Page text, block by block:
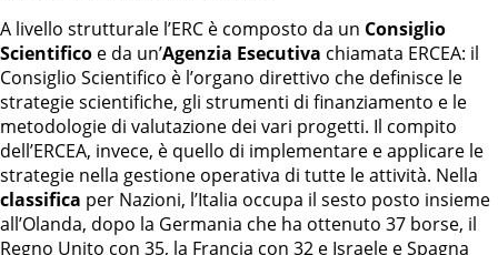
A livello strutturale l’ERC è composto da un Consiglio
Scientifico e da un’Agenzia Esecutiva chiamata ERCEA: il
Consiglio Scientifico è l’organo direttivo che definisce le
strategie scientifiche, gli strumenti di finanziamento e le
metodologie di valutazione dei vari progetti. Il compito
dell’ERCEA, invece, è quello di implementare e applicare le
strategie nella gestione operativa di tutte le attività. Nella
classifica per Nazioni, l’Italia occupa il sesto posto insieme
all’Olanda, dopo la Germania che ha ottenuto 37 borse, il
Regno Unito con 35, la Francia con 32 e Israele e Spagna